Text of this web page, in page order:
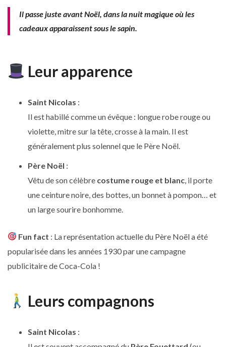
Il passe juste avant Noël, dans la nuit magique où les
cadeaux apparaissent sous le sapin.
Leur apparence
Saint Nicolas :
Il est habillé comme un évêque : longue robe rouge ou
violette, mitre sur la tête, crosse à la main. Il est
généralement plus solennel que le Père Noël.
Père Noël :
Vêtu de son célèbre costume rouge et blanc, il porte
une ceinture noire, des bottes, un bonnet à pompon… et
un large sourire bonhomme.
Fun fact : La représentation actuelle du Père Noël a été
popularisée dans les années 1930 par une campagne
publicitaire de Coca-Cola !
Leurs compagnons
Saint Nicolas :